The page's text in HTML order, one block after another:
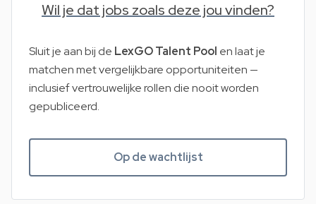
Wil je dat jobs zoals deze jou vinden?
Sluit je aan bij de LexGO Talent Pool en laat je
matchen met vergelijkbare opportuniteiten —
inclusief vertrouwelijke rollen die nooit worden
gepubliceerd.
Op de wachtlijst